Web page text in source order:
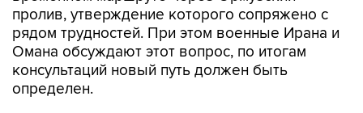
пролив, утверждение которого сопряжено с
рядом трудностей. При этом военные Ирана и
Омана обсуждают этот вопрос, по итогам
консультаций новый путь должен быть
определен.